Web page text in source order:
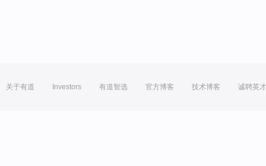
关于有道 Investors 有道智选 官方博客 技术博客 诚聘英才